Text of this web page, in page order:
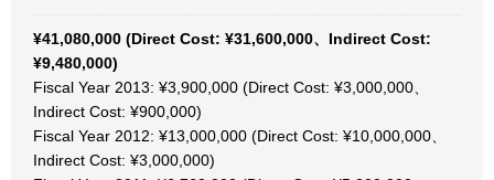
¥41,080,000 (Direct Cost: ¥31,600,000、Indirect Cost:
¥9,480,000)
Fiscal Year 2013: ¥3,900,000 (Direct Cost: ¥3,000,000、
Indirect Cost: ¥900,000)
Fiscal Year 2012: ¥13,000,000 (Direct Cost: ¥10,000,000、
Indirect Cost: ¥3,000,000)